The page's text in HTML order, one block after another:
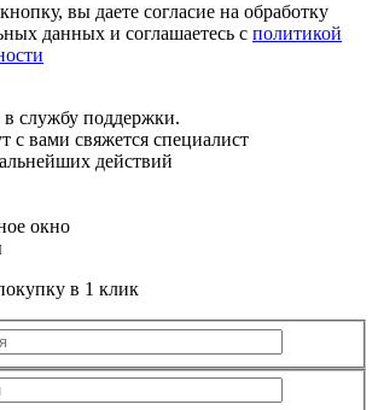
вы даете согласие на обработку
данных и соглашаетесь с политикой
в службу поддержки.
с вами свяжется специалист
действий
в 1 клик